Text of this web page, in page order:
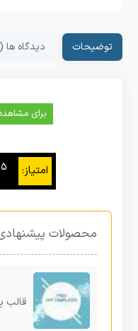
توضیحات دیدگاه ها (0)
برای
محصولات
قالب